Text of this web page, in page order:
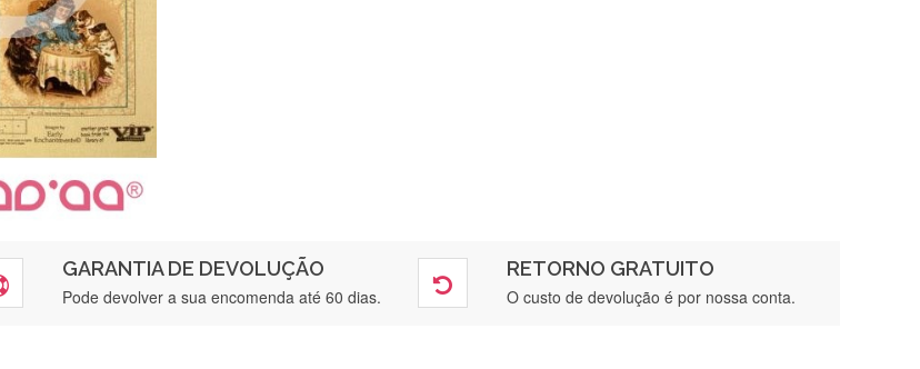
GARANTIA DE DEVOLUÇÃO
Pode devolver a sua encomenda até 60 dias.
RETORNO GRATUITO
O custo de devolução é por nossa conta.